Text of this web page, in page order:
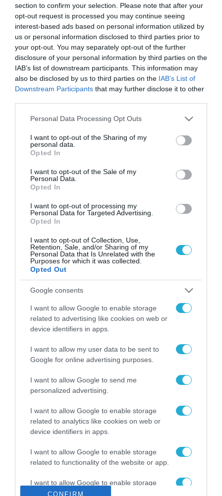
section to confirm your selection. Please note that after your
opt-out request is processed you may continue seeing
interest-based ads based on personal information utilized by
us or personal information disclosed to third parties prior to
your opt-out. You may separately opt-out of the further
disclosure of your personal information by third parties on the
IAB’s list of downstream participants. This information may
also be disclosed by us to third parties on the IAB’s List of
Downstream Participants that may further disclose it to other
Please note that this website/app uses one or more Google
not limited to your visit or usage behaviour. You may click to
grant or deny consent to Google and its third-party tags to
use your data for below specified purposes in below Google
consent section.
Personal Data Processing Opt Outs
I want to opt-out of the Sharing of my
personal data.
Opted In
I want to opt-out of the Sale of my
Personal Data.
Opted In
I want to opt-out of processing my
Personal Data for Targeted Advertising.
Opted In
I want to opt-out of Collection, Use,
Retention, Sale, and/or Sharing of my
Personal Data that Is Unrelated with the
Purposes for which it was collected.
Opted Out
Google consents
I want to allow Google to enable storage
related to advertising like cookies on web or
device identifiers in apps.
I want to allow my user data to be sent to
Google for online advertising purposes.
I want to allow Google to send me
personalized advertising.
I want to allow Google to enable storage
related to analytics like cookies on web or
device identifiers in apps.
I want to allow Google to enable storage
related to functionality of the website or app.
I want to allow Google to enable storage
related to personalization.
CONFIRM
ΡΟΗ ΕΙΔΗΣΕΩΝ
Το χρηματοδοτούμενο
από την ΕΕ έργο “The
Gaming Police”
ενισχύει την ασφάλεια
των παιδιών στο
31.07.2026
ΑΑΔΕ: Διευκρινίσεις
για τα πρόστιμα σε
αφορούν τους ΦΗΜ
31.07.2026
Σ. Καλαφάτης: «Η
Τεχνητή Νοημοσύνη
δεν είναι απλώς μια
νέα τεχνολογία, είναι
επανάσταση»
Νέος οδηγός του ΕΚΤ
των ελληνικών
επιχειρήσεων στον